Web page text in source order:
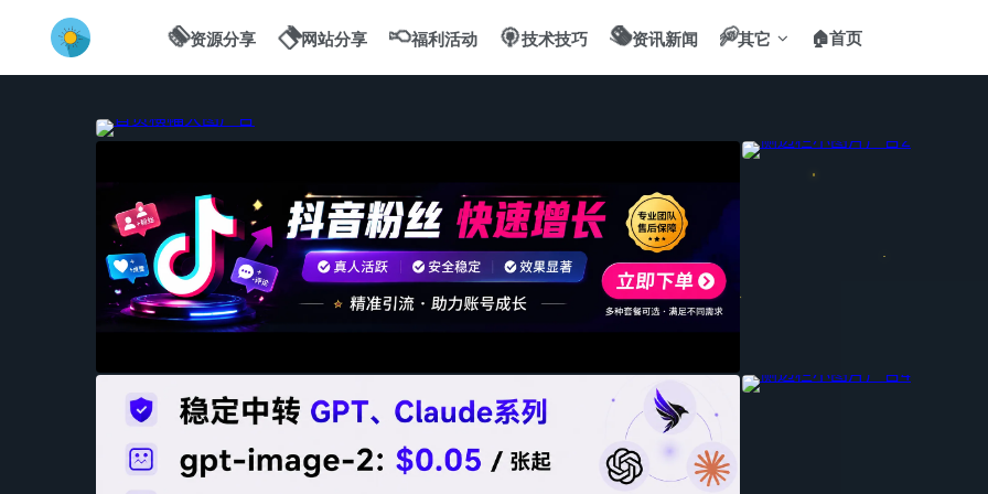
🍔资源分享 💻网站分享 🍗福利活动 🎯技术技巧 📻资讯新闻 ✌️其它 🏠首页